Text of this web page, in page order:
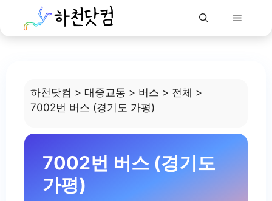
content
Menu
하천닷컴 > 대중교통 > 버스 > 전체 >
7002번 버스 (경기도 가평)
7002번 버스 (경기도
가평)